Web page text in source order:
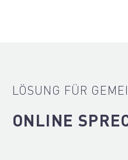
LÖSUNG FÜR
ONLINE